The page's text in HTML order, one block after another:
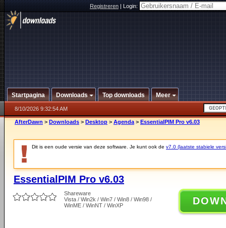
Registreren|Login:
Startpagina Downloads Top downloads Meer
8/10/2026 9:32:54 AM
AfterDawn > Downloads > Desktop > Agenda > EssentialPIM Pro v6.03
Dit is een oude versie van deze software. Je kunt ook de v7.0 (laatste stabiele
EssentialPIM Pro v6.03
Shareware
Vista / Win2k / Win7 / Win8 / Win98 /
WinME / WinNT / WinXP